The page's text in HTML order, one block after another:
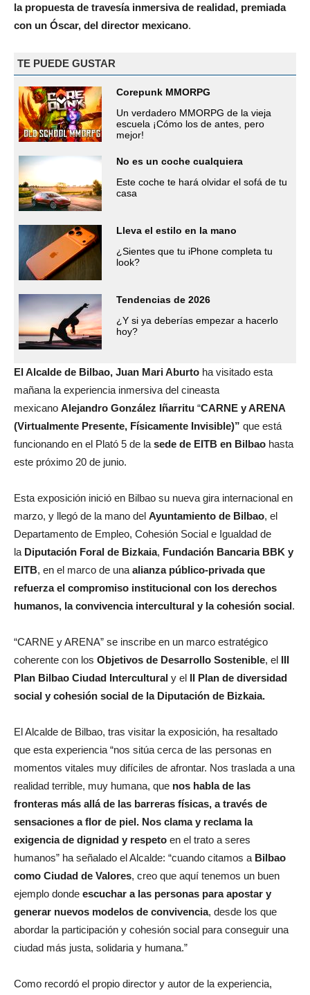
la propuesta de travesía inmersiva de realidad, premiada
con un Óscar, del director mexicano.
TE PUEDE GUSTAR
Corepunk MMORPG
Un verdadero MMORPG de la vieja
escuela ¡Cómo los de antes, pero
mejor!
No es un coche cualquiera
Este coche te hará olvidar el sofá de tu
casa
Lleva el estilo en la mano
¿Sientes que tu iPhone completa tu
look?
Tendencias de 2026
¿Y si ya deberías empezar a hacerlo
hoy?
El Alcalde de Bilbao, Juan Mari Aburto ha visitado esta
mañana la experiencia inmersiva del cineasta
mexicano Alejandro González Iñarritu “CARNE y ARENA
(Virtualmente Presente, Físicamente Invisible)” que está
funcionando en el Plató 5 de la sede de EITB en Bilbao hasta
este próximo 20 de junio.
Esta exposición inició en Bilbao su nueva gira internacional en
marzo, y llegó de la mano del Ayuntamiento de Bilbao, el
Departamento de Empleo, Cohesión Social e Igualdad de
la Diputación Foral de Bizkaia, Fundación Bancaria BBK y
EITB, en el marco de una alianza público-privada que
refuerza el compromiso institucional con los derechos
humanos, la convivencia intercultural y la cohesión social.
“CARNE y ARENA” se inscribe en un marco estratégico
coherente con los Objetivos de Desarrollo Sostenible, el III
Plan Bilbao Ciudad Intercultural y el II Plan de diversidad
social y cohesión social de la Diputación de Bizkaia.
El Alcalde de Bilbao, tras visitar la exposición, ha resaltado
que esta experiencia “nos sitúa cerca de las personas en
momentos vitales muy difíciles de afrontar. Nos traslada a una
realidad terrible, muy humana, que nos habla de las
fronteras más allá de las barreras físicas, a través de
sensaciones a flor de piel. Nos clama y reclama la
exigencia de dignidad y respeto en el trato a seres
humanos” ha señalado el Alcalde: “cuando citamos a Bilbao
como Ciudad de Valores, creo que aquí tenemos un buen
ejemplo donde escuchar a las personas para apostar y
generar nuevos modelos de convivencia, desde los que
abordar la participación y cohesión social para conseguir una
ciudad más justa, solidaria y humana.”
Como recordó el propio director y autor de la experiencia,